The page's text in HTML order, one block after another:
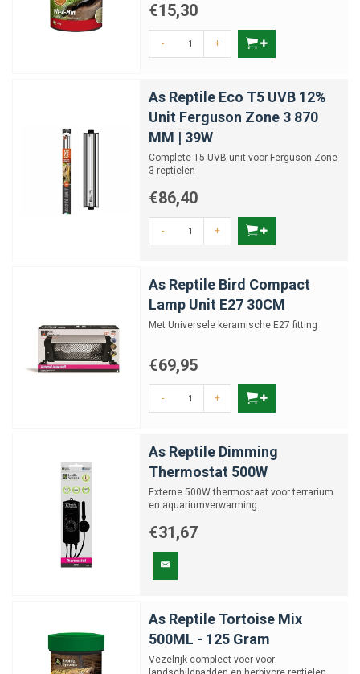
€15,30
- +
As Reptile Eco T5 UVB 12%
Unit Ferguson Zone 3 870
MM | 39W
Complete T5 UVB-unit voor Ferguson Zone
3 reptielen
€86,40
- +
As Reptile Bird Compact
Lamp Unit E27 30CM
Met Universele keramische E27 fitting
€69,95
- +
As Reptile Dimming
Thermostat 500W
Externe 500W thermostaat voor terrarium
en aquariumverwarming.
€31,67
As Reptile Tortoise Mix
500ML - 125 Gram
Vezelrijk compleet voer voor